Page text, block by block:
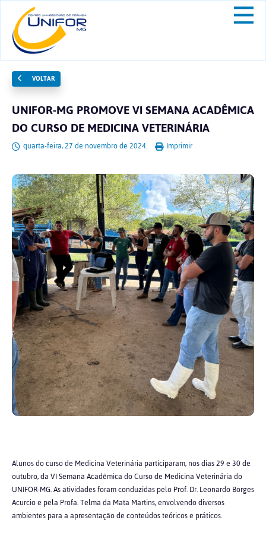
VOLTAR
UNIFOR-MG PROMOVE VI SEMANA ACADÊMICA
DO CURSO DE MEDICINA VETERINÁRIA
quarta-feira, 27 de novembro de 2024. Imprimir
Alunos do curso de Medicina Veterinária participaram, nos dias 29 e 30 de
outubro, da VI Semana Acadêmica do Curso de Medicina Veterinária do
UNIFOR-MG. As atividades foram conduzidas pelo Prof. Dr. Leonardo Borges
Acurcio e pela Profa. Telma da Mata Martins, envolvendo diversos
ambientes para a apresentação de conteúdos teóricos e práticos.